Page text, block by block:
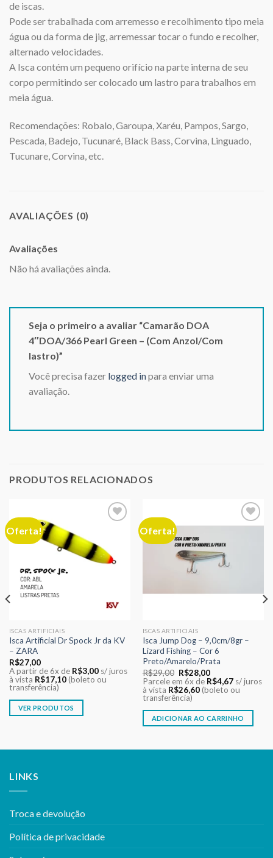
de iscas.
Pode ser trabalhada com arremesso e recolhimento tipo meia
água ou da forma de jig, arremessar tocar o fundo e recolher,
alternado velocidades.
A Isca contém um pequeno orifício na parte interna de seu
corpo permitindo ser colocado um lastro para trabalhos em
meia água.
Recomendações: Robalo, Garoupa, Xaréu, Pampos, Sargo,
Pescada, Badejo, Tucunaré, Black Bass, Corvina, Linguado,
Tucunare, Corvina, etc.
AVALIAÇÕES (0)
Avaliações
Não há avaliações ainda.
Seja o primeiro a avaliar “Camarão DOA
4″DOA/366 Pearl Green – (Com Anzol/Com
lastro)”
Você precisa fazer logged inpara enviar uma
avaliação.
PRODUTOS RELACIONADOS
Oferta!
desejos
ISCAS ARTIFICIAIS
Isca Artificial Dr Spock Jr da KV
– ZARA
R$27,00
A partir de 6x de R$3,00 s/ juros
à vista R$17,10 (boleto ou
transferência)
VER PRODUTOS
Oferta!
ISCAS ARTIFICIAIS
Isca Jump Dog – 9,0cm/8gr –
Lizard Fishing – Cor 6
Preto/Amarelo/Prata
R$29,00 O
preço
original
era:
R$29,00.
R$28,00O
preço
atual
é:
Parcele em 6x de R$4,67 s/ juros
à vista R$26,60 (boleto ou
transferência)
ADICIONAR AO CARRINHO
LINKS
Troca e devolução
Política de privacidade